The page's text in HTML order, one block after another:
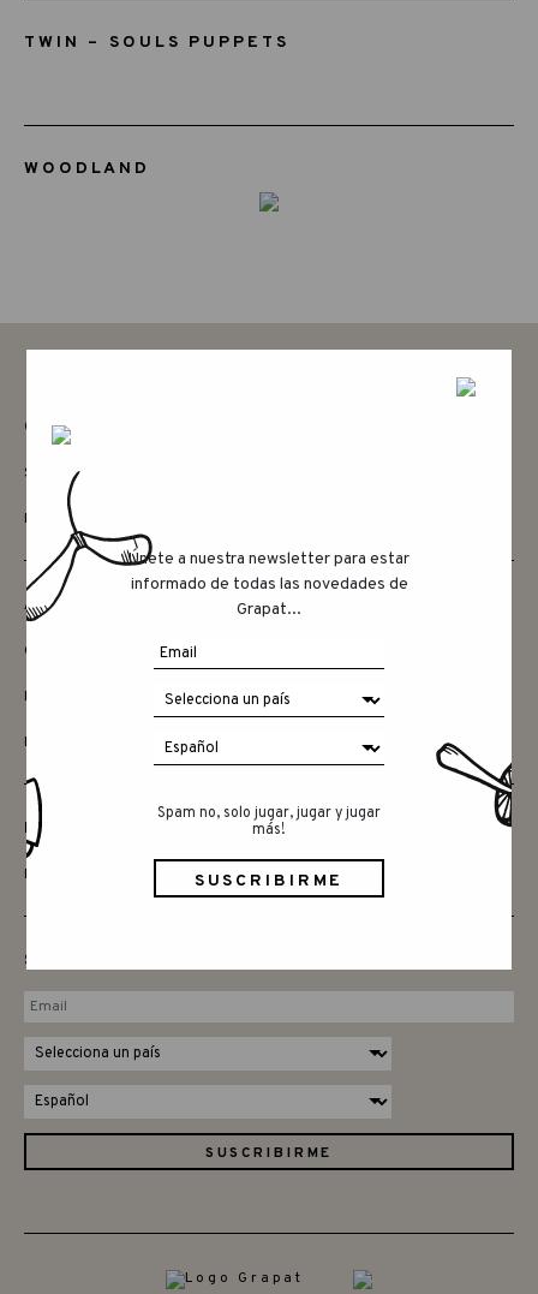
TWIN – SOULS PUPPETS
WOODLAND
Únete a nuestra newsletter para estar
informado de todas las novedades de
Grapat...
Spam no, solo jugar, jugar y jugar
más!
CONTACTAR
SAY HELLO
INSTAGRAM
AMIGOS
QUIERES SER MINORISTA
ENCUENTRA LAS TIENDAS
DISTRIBUDORES
MÁS
DESCARGAS
SUBSCRIBE TO OUR NEWSLETTER